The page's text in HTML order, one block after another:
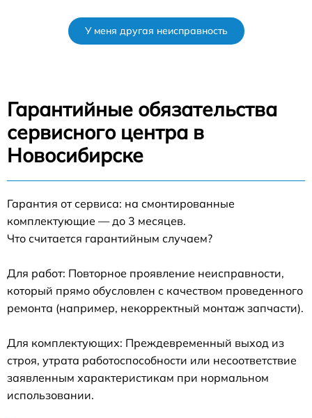
У меня другая неисправность
Гарантийные обязательства
сервисного центра в
Новосибирске
Гарантия от сервиса: на смонтированные
комплектующие — до 3 месяцев.
Что считается гарантийным случаем?
Для работ: Повторное проявление неисправности,
который прямо обусловлен с качеством проведенного
ремонта (например, некорректный монтаж запчасти).
Для комплектующих: Преждевременный выход из
строя, утрата работоспособности или несоответствие
заявленным характеристикам при нормальном
использовании.